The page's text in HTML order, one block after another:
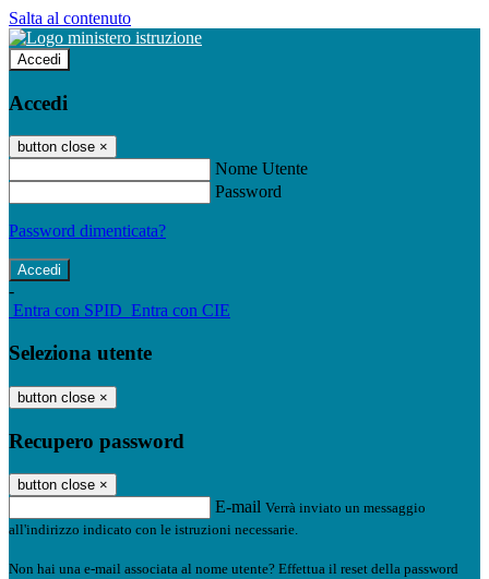
Salta al contenuto
Accedi
Accedi
button close ×
Nome Utente
Password
Password dimenticata?
-
Entra con SPID Entra con CIE
Seleziona utente
button close ×
Recupero password
button close ×
E-mail Verrà inviato un messaggio
all'indirizzo indicato con le istruzioni necessarie.
Non hai una e-mail associata al nome utente? Effettua il reset della password